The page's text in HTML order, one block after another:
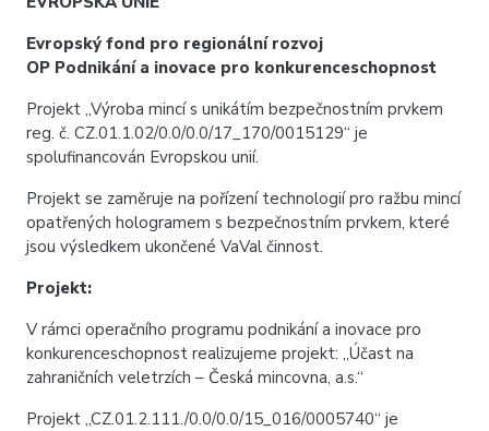
Evropský fond pro regionální rozvoj
OP Podnikání a inovace pro konkurenceschopnost
Projekt „Výroba mincí s unikátím bezpečnostním prvkem
reg. č. CZ.01.1.02/0.0/0.0/17_170/0015129“ je
spolufinancován Evropskou unií.
Projekt se zaměruje na pořízení technologií pro ražbu mincí
opatřených hologramem s bezpečnostním prvkem, které
jsou výsledkem ukončené VaVal činnost.
Projekt:
V rámci operačního programu podnikání a inovace pro
konkurenceschopnost realizujeme projekt: „Účast na
zahraničních veletrzích – Česká mincovna, a.s.“
Projekt „CZ.01.2.111./0.0/0.0/15_016/0005740“ je